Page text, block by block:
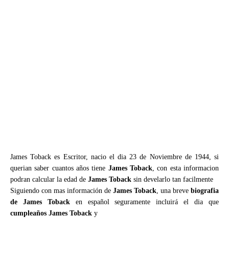
James Toback es Escritor, nacio el dia 23 de Noviembre de 1944, si
querian saber cuantos años tiene James Toback, con esta informacion
podran calcular la edad de James Toback sin develarlo tan facilmente
Siguiendo con mas información de James Toback, una breve biografia
de James Tobacken español seguramente incluirá el dia que
cumpleaños James Toback y